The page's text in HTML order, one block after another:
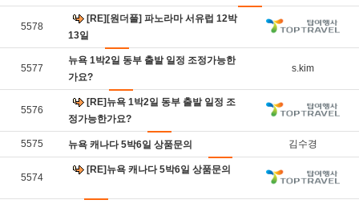
5578
[RE][원더풀] 파노라마 서유럽 12박
13일
5577
뉴욕 1박2일 동부 출발 일정 조정가능한
가요?
s.kim
5576
[RE]뉴욕 1박2일 동부 출발 일정 조
정가능한가요?
5575 뉴욕 캐나다 5박6일 상품문의 김수경
5574
[RE]뉴욕 캐나다 5박6일 상품문의